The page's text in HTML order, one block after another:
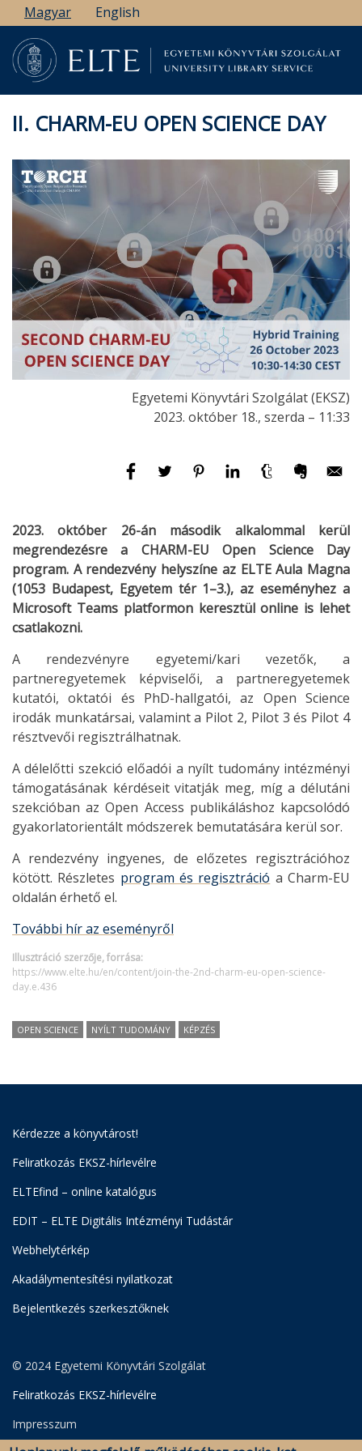
Ugrás
a
tartalomra
Magyar English
II. CHARM-EU OPEN SCIENCE DAY
Egyetemi Könyvtári Szolgálat (EKSZ)
2023. október 18., szerda – 11:33
2023. október 26-án második alkalommal kerül
megrendezésre a CHARM-EU Open Science Day
program. A rendezvény helyszíne az ELTE Aula Magna
(1053 Budapest, Egyetem tér 1–3.), az eseményhez a
Microsoft Teams platformon keresztül online is lehet
csatlakozni.
A rendezvényre egyetemi/kari vezetők, a
partneregyetemek képviselői, a partneregyetemek
kutatói, oktatói és PhD-hallgatói, az Open Science
irodák munkatársai, valamint a Pilot 2, Pilot 3 és Pilot 4
résztvevői regisztrálhatnak.
A délelőtti szekció előadói a nyílt tudomány intézményi
támogatásának kérdéseit vitatják meg, míg a délutáni
szekcióban az Open Access publikáláshoz kapcsolódó
gyakorlatorientált módszerek bemutatására kerül sor.
A rendezvény ingyenes, de előzetes regisztrációhoz
kötött. Részletes program és regisztráció a Charm-EU
oldalán érhető el.
További hír az eseményről
Illusztráció szerzője, forrása:
https://www.elte.hu/en/content/join-the-2nd-charm-eu-open-science-
day.e.436
OPEN SCIENCE NYÍLT TUDOMÁNY KÉPZÉS
Kérdezze a könyvtárost!
Feliratkozás EKSZ-hírlevélre
ELTEfind – online katalógus
EDIT – ELTE Digitális Intézményi Tudástár
Webhelytérkép
Akadálymentesítési nyilatkozat
Bejelentkezés szerkesztőknek
© 2024 Egyetemi Könyvtári Szolgálat
Feliratkozás EKSZ-hírlevélre
Impresszum